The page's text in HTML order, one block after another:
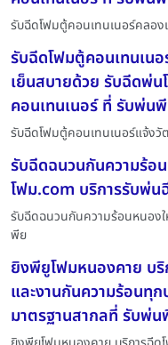
รับฉีดโฟมตู้คอนเทนเนอร์คลอง
รับฉีดโฟมตู้คอนเทนเน
เย็นสบายด้วย รับฉีดพ่
คอนเทนเนอร์ ที่ รับพ่น
รับฉีดโฟมตู้คอนเทนเนอร์แจ้งวั
รับฉีดฉนวนกันความร้
โฟม.com บริการรับพ่น
รับฉีดฉนวนกันความร้อนหนอง
พีย
ยิงพียูโฟมหนองคาย บ
และงานกันความร้อนทุก
มาตรฐานสากลที่ รับพ่